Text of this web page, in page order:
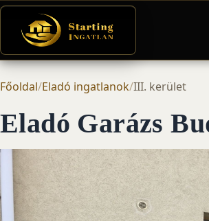
Főoldal/Eladó ingatlanok/III. kerület
Eladó Garázs